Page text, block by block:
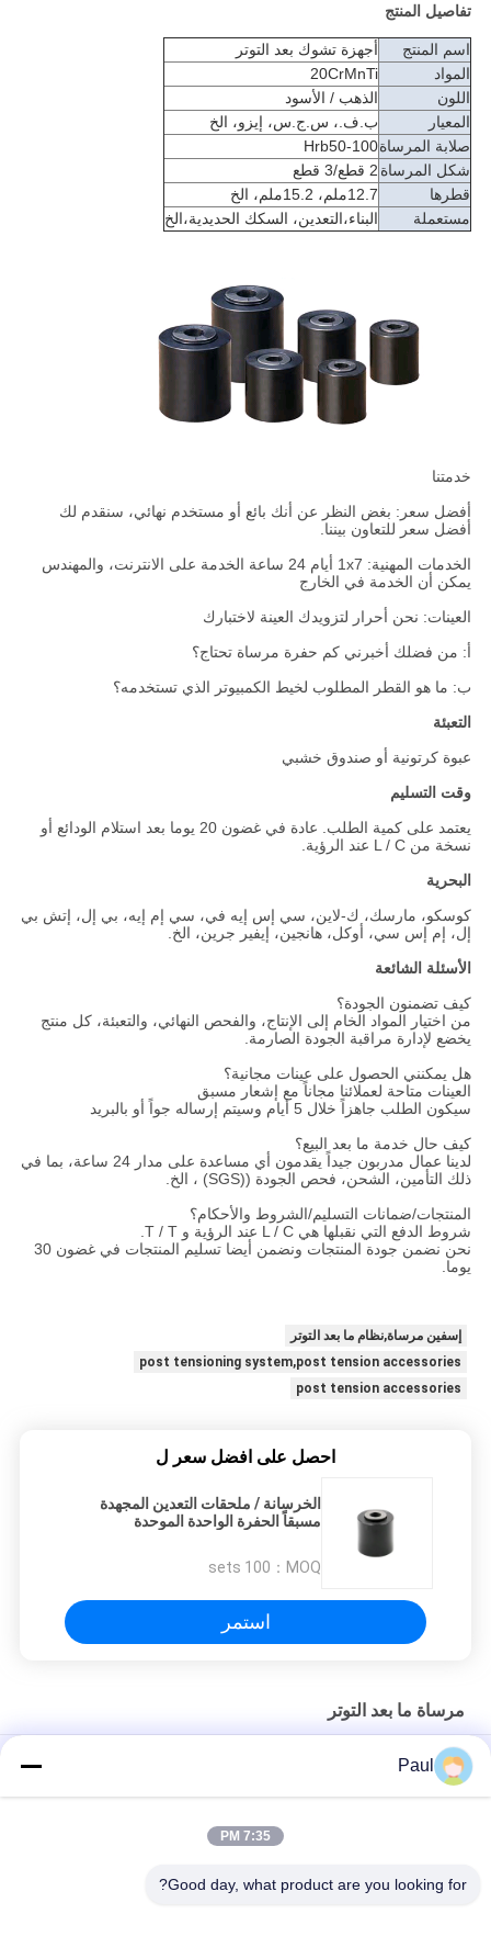
تفاصيل المنتج
اسم المنتج
أجهزة تشوك بعد التوتر
المواد
20CrMnTi
اللون
الذهب / الأسود
المعيار
ب.ف.، س.ج.س، إيزو، الخ
صلابة المرساةHrb50-100
شكل المرساة 2 قطع/3 قطع
قطرها
12.7ملم، 15.2ملم، الخ
مستعملة
البناء،التعدين، السكك الحديدية،الخ
خدمتنا
أفضل سعر: بغض النظر عن أنك بائع أو مستخدم نهائي، سنقدم لك
أفضل سعر للتعاون بيننا.
الخدمات المهنية: 1x7 أيام 24 ساعة الخدمة على الانترنت، والمهندس
يمكن أن الخدمة في الخارج
العينات: نحن أحرار لتزويدك العينة لاختبارك
أ: من فضلك أخبرني كم حفرة مرساة تحتاج؟
ب: ما هو القطر المطلوب لخيط الكمبيوتر الذي تستخدمه؟
التعبئة
عبوة كرتونية أو صندوق خشبي
وقت التسليم
يعتمد على كمية الطلب. عادة في غضون 20 يوما بعد استلام الودائع أو
نسخة من L / C عند الرؤية.
البحرية
كوسكو، مارسك، ك-لاين، سي إس إيه في، سي إم إيه، بي إل، إتش بي
إل، إم إس سي، أوكل، هانجين، إيفير جرين، الخ.
الأسئلة الشائعة
كيف تضمنون الجودة؟
من اختيار المواد الخام إلى الإنتاج، والفحص النهائي، والتعبئة، كل منتج
يخضع لإدارة مراقبة الجودة الصارمة.
هل يمكنني الحصول على عينات مجانية؟
العينات متاحة لعملائنا مجاناً مع إشعار مسبق
سيكون الطلب جاهزاً خلال 5 أيام وسيتم إرساله جواً أو بالبريد
كيف حال خدمة ما بعد البيع؟
لدينا عمال مدربون جيداً يقدمون أي مساعدة على مدار 24 ساعة، بما في
ذلك التأمين، الشحن، فحص الجودة ((SGS) ، الخ.
المنتجات/ضمانات التسليم/الشروط والأحكام؟
شروط الدفع التي نقبلها هي L / C عند الرؤية و T / T.
نحن نضمن جودة المنتجات ونضمن أيضا تسليم المنتجات في غضون 30
يوما.
إسفين مرساة,نظام ما بعد التوتر
post tensioning system,post tension accessories
post tension accessories
احصل على افضل سعر ل
الخرسانة / ملحقات التعدين المجهدة
مسبقاً الحفرة الواحدة الموحدة
MOQ：
100 sets
استمر
مرساة ما بعد التوتر
كتل ربط أوتاد حديد الزهر مشدودة مسبقًا، مقابض خيوط، مثبتات
مسطحةPaul
7:35 PM
Good day, what product are you looking for?